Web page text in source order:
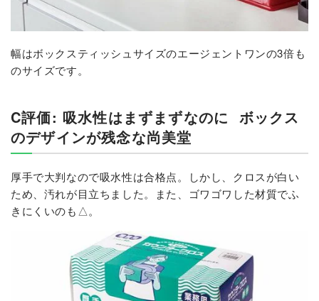
幅はボックスティッシュサイズのエージェントワンの3倍も
のサイズです。
C評価: 吸水性はまずまずなのに ボックス
のデザインが残念な尚美堂
厚手で大判なので吸水性は合格点。しかし、クロスが白い
ため、汚れが目立ちました。また、ゴワゴワした材質でふ
きにくいのも△。